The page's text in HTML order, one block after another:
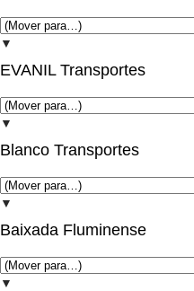
▼
EVANIL Transportes
▼
Blanco Transportes
▼
Baixada Fluminense
▼